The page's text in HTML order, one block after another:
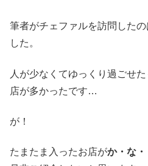
筆者がチェファルを訪問した
した。
人が少なくてゆっくり過ごせ
店が多かったです…
が！
たまたま入ったお店がか・な・